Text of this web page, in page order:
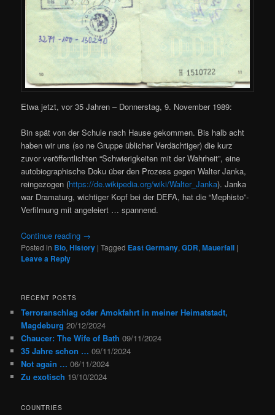
Etwa jetzt, vor 35 Jahren – Donnerstag, 9. November 1989:
Bin spät von der Schule nach Hause gekommen. Bis halb acht
haben wir uns (so ne Gruppe üblicher Verdächtiger) die kurz
zuvor veröffentlichten “Schwierigkeiten mit der Wahrheit”, eine
autobiographische Doku über den Prozess gegen Walter Janka,
reingezogen (https://de.wikipedia.org/wiki/Walter_Janka). Janka
war Dramaturg, wichtiger Kopf bei der DEFA, hat die “Mephisto”-
Verfilmung mit angeleiert … spannend.
Continue reading →
Posted in Bio,History |Tagged East Germany,GDR,Mauerfall |
Leave a Reply
RECENT POSTS
Terroranschlag oder Amokfahrt in meiner Heimatstadt,
Magdeburg 20/12/2024
Chaucer: The Wife of Bath 09/11/2024
35 Jahre schon … 09/11/2024
Not again … 06/11/2024
Zu exotisch 19/10/2024
COUNTRIES